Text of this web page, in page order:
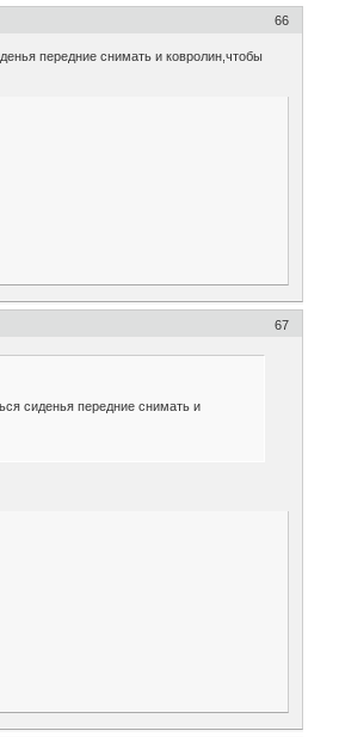
66
передние снимать и ковролин,чтобы
67
сиденья передние снимать и